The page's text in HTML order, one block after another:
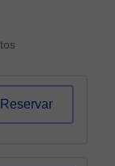
Reservar